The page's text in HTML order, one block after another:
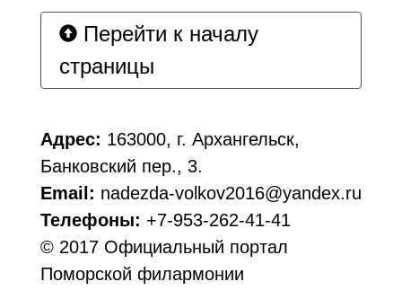
Перейти к началу
страницы
Адрес: 163000, г. Архангельск,
Банковский пер., 3.
Email: nadezda-volkov2016@yandex.ru
Телефоны: +7-953-262-41-41
© 2017 Официальный портал
Поморской филармонии